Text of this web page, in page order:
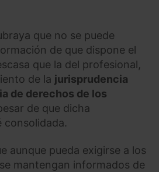
que no se puede
de que dispone el
que la del profesional,
de la jurisprudencia
de derechos de los
de que dicha
consolidada.
aunque pueda exigirse a los
mantengan informados de